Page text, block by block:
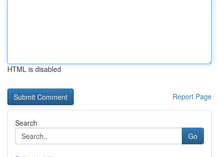
HTML is disabled
Report Page
Search
Go